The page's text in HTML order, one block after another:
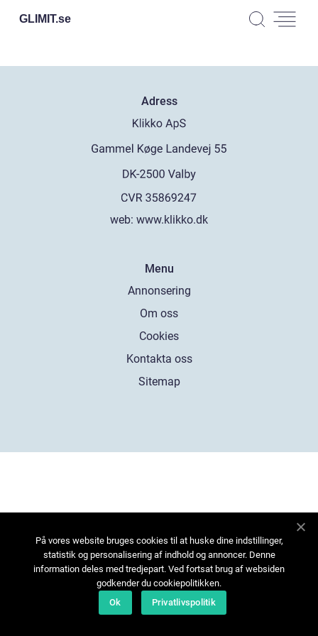
GLIMIT.se
Adress
web: www.klikko.dk
Menu
Annonsering
Om oss
Cookies
Kontakta oss
Sitemap
På vores website bruges cookies til at huske dine indstillinger,
statistik og personalisering af indhold og annoncer. Denne
information deles med tredjepart. Ved fortsat brug af websiden
godkender du cookiepolitikken.
Ok
Privatlivspolitik